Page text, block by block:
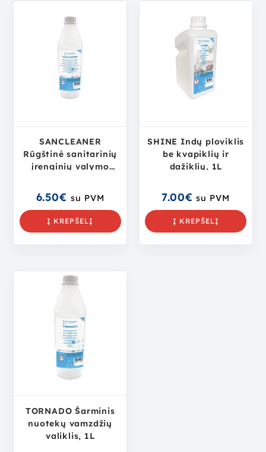
SANCLEANER
Rūgštinė sanitarinių
įrenginių valymo
6.50€ su PVM
Į KREPŠELĮ
SHINE Indų ploviklis
be kvapiklių ir
dažiklių, 1L
7.00€ su PVM
Į KREPŠELĮ
TORNADO Šarminis
nuotekų vamzdžių
valiklis, 1L